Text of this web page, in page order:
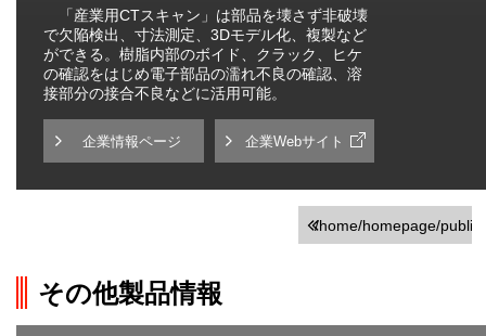
「産業用CTスキャン」は部品を壊さず非破壊
で欠陥検出、寸法測定、3Dモデル化、複製など
ができる。樹脂内部のボイド、クラック、ヒケ
の確認をはじめ電子部品の濡れ不良の確認、溶
接部分の接合不良などに活用可能。
企業情報ページ 企業Webサイト
/home/homepage/
その他製品情報